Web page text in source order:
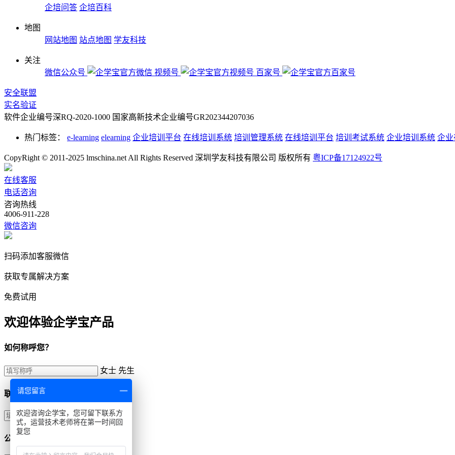
企培问答 企培百科
地图
网站地图 站点地图 学友科技
关注
微信公众号
视频号 百家号
安全联盟
实名验证
软件企业编号深RQ-2020-1000 国家高新技术企业编号GR202344207036
热门标签： e-learning elearning 企业培训平台 在线培训系统 培训管理系统 在线培训平台 培训考试系统 企业培训系统 企业
CopyRight © 2011-2025 lmschina.net All Rights Reserved 深圳学友科技有限公司 版权所有 粤ICP备17124922号
在线客服
电话咨询
咨询热线
4006-911-228
微信咨询
扫码添加客服微信
获取专属解决方案
免费试用
欢迎体验企学宝产品
如何称呼您？
女士 先生
联系方式
公司名称
请您留言
欢迎咨询企学宝，您可留下联系方
式，运营技术老师将在第一时间回
复您